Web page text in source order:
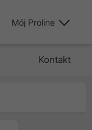
Mój Proline
Kontakt